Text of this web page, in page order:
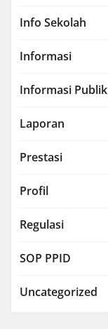
Info Sekolah
Informasi
Informasi Publik
Laporan
Prestasi
Profil
Regulasi
SOP PPID
Uncategorized